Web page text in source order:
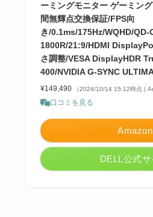
ーミングモニター ゲーミン
間無輝点交換保証/FPS向
き/0.1ms/175Hz/WQHD/QD-
1800R/21:9/HDMI
さ調整/VESA DisplayHDR
400/NVIDIA G-SYNC
¥149,490 （2024/10/14 15:12時点 |
口コミを見る
Amazon
DELL公式サ